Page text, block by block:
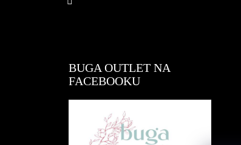
BUGA OUTLET NA
FACEBOOKU